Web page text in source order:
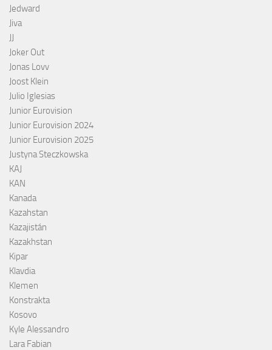
Jedward
Jiva
JJ
Joker Out
Jonas Lovv
Joost Klein
Julio Iglesias
Junior Eurovision
Junior Eurovision 2024
Junior Eurovision 2025
Justyna Steczkowska
KAJ
KAN
Kanada
Kazahstan
Kazajistán
Kazakhstan
Kipar
Klavdia
Klemen
Konstrakta
Kosovo
Kyle Alessandro
Lara Fabian